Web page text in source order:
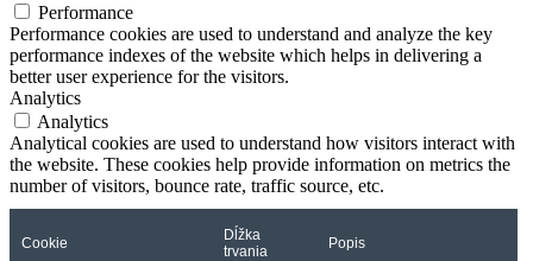
Performance
Performance cookies are used to understand and analyze the key
performance indexes of the website which helps in delivering a
better user experience for the visitors.
Analytics
Analytics
Analytical cookies are used to understand how visitors interact with
the website. These cookies help provide information on metrics the
number of visitors, bounce rate, traffic source, etc.
Cookie
Dĺžka
trvania
Popis